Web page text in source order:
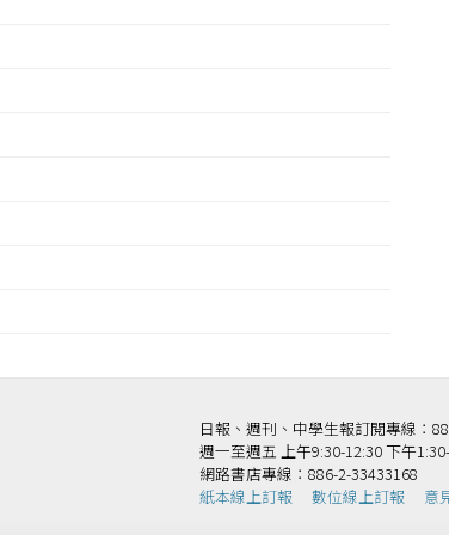
日報、週刊、中學生報訂閱專線：
週一至週五 上午9:30-12:30 下午
網路書店專線：886-2-33433168
紙本線上訂報
數位線上訂報 意